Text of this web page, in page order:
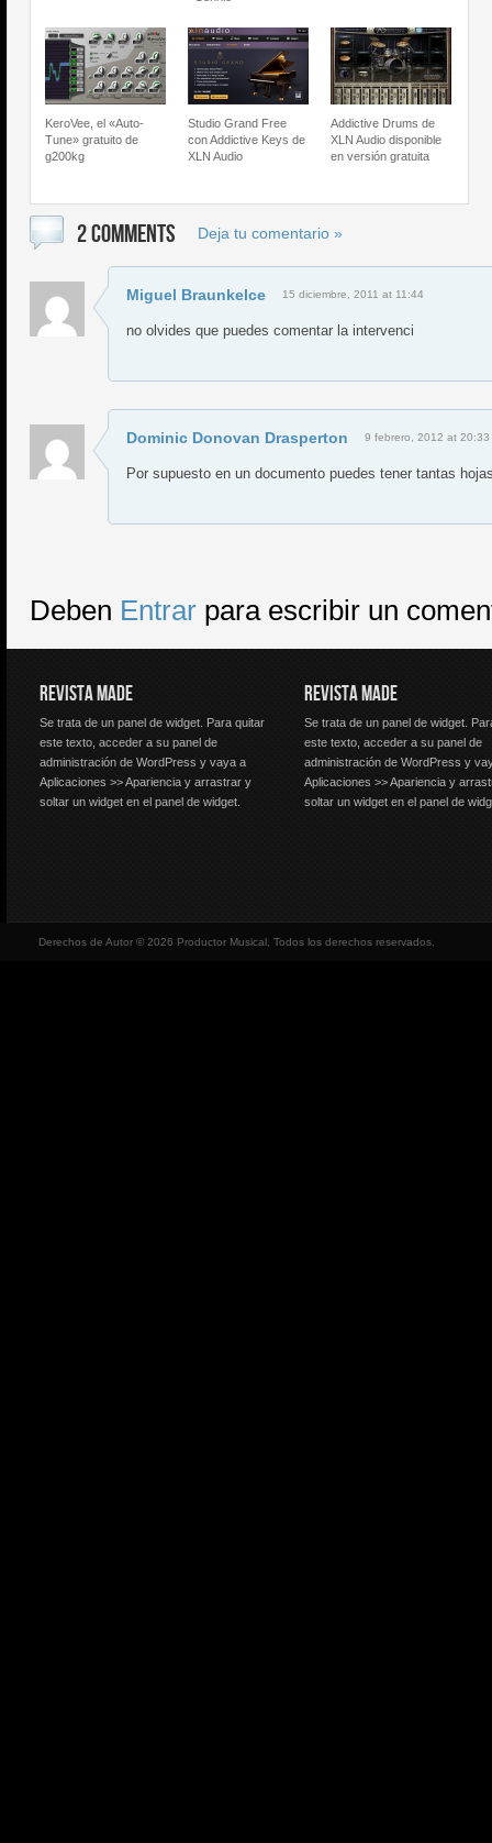
KeroVee, el «Auto-
Tune» gratuito de
g200kg
Studio Grand Free
con Addictive Keys de
XLN Audio
Addictive Drums de
XLN Audio disponible
en versión gratuita
2 COMMENTS Deja tu comentario »
Miguel Braunkelce 15 diciembre, 2011 at 11:44
no olvides que puedes comentar la intervenci
Dominic Donovan Drasperton 9 febrero, 2012 at 20:33
Por supuesto en un documento puedes tener tantas
Deben Entrar para escribir un
REVISTA MADE
Se trata de un panel de widget. Para quitar
este texto, acceder a su panel de
administración de WordPress y vaya a
Aplicaciones >> Apariencia y arrastrar y
soltar un widget en el panel de widget.
REVISTA MADE
Se trata de un panel de widget.
este texto, acceder a su panel de
administración de WordPress y
Aplicaciones >> Apariencia y
soltar un widget en el panel de
Derechos de Autor © 2026 Productor Musical, Todos los derechos reservados.